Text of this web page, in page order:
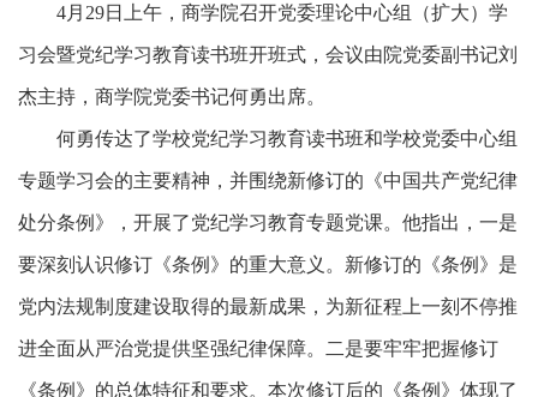
4月29日上午，商学院召开党委理论中心组（扩大）学
习会暨党纪学习教育读书班开班式，会议由院党委副书记刘
杰主持，商学院党委书记何勇出席。
何勇传达了学校党纪学习教育读书班和学校党委中心组
专题学习会的主要精神，并围绕新修订的《中国共产党纪律
处分条例》，开展了党纪学习教育专题党课。他指出，一是
要深刻认识修订《条例》的重大意义。新修订的《条例》是
党内法规制度建设取得的最新成果，为新征程上一刻不停推
进全面从严治党提供坚强纪律保障。二是要牢牢把握修订
《条例》的总体特征和要求。本次修订后的《条例》体现了